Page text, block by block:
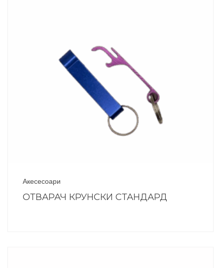
Акесесоари
ОТВАРАЧ КРУНСКИ СТАНДАРД